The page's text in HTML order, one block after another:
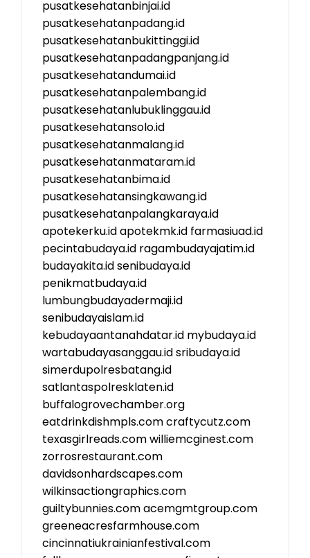
pusatkesehatanbinjai.id
pusatkesehatanpadang.id
pusatkesehatanbukittinggi.id
pusatkesehatanpadangpanjang.id
pusatkesehatandumai.id
pusatkesehatanpalembang.id
pusatkesehatanlubuklinggau.id
pusatkesehatansolo.id
pusatkesehatanmalang.id
pusatkesehatanmataram.id
pusatkesehatanbima.id
pusatkesehatansingkawang.id
pusatkesehatanpalangkaraya.id
apotekerku.idapotekmk.id farmasiuad.id
pecintabudaya.id ragambudayajatim.id
budayakita.idsenibudaya.id
penikmatbudaya.id
lumbungbudayadermaji.id
senibudayaislam.id
kebudayaantanahdatar.id mybudaya.id
wartabudayasanggau.idsribudaya.id
simerdupolresbatang.id
satlantaspolresklaten.id
buffalogrovechamber.org
eatdrinkdishmpls.comcraftycutz.com
texasgirlreads.comwilliemcginest.com
zorrosrestaurant.com
davidsonhardscapes.com
wilkinsactiongraphics.com
guiltybunnies.comacemgmtgroup.com
greeneacresfarmhouse.com
cincinnatiukrainianfestival.com